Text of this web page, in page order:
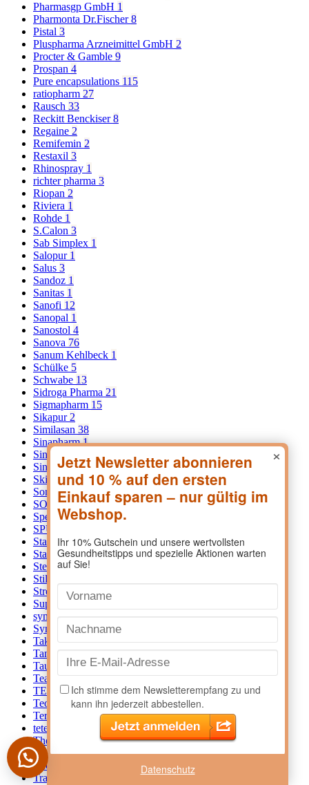
Pharmasgp GmbH 1
Pharmonta Dr.Fischer8
Pistal 3
Pluspharma Arzneimittel GmbH 2
Procter & Gamble 9
Prospan 4
Pure encapsulations 115
ratiopharm 27
Rausch 33
Reckitt Benckiser8
Regaine 2
Remifemin 2
Restaxil 3
Rhinospray 1
richter pharma 3
Riopan 2
Riviera 1
Rohde 1
S.Calon 3
Sab Simplex 1
Salopur 1
Salus 3
Sandoz 1
Sanitas 1
Sanofi 12
Sanopal 1
Sanostol 4
Sanova 76
Sanum Kehlbeck 1
Schülke 5
Schwabe 13
Sidroga Pharma 21
Sigmapharm 15
Sikapur2
Similasan 38
Sinapharm1
Sinomarin
Sinupret5
SkinCeuticals 6
Sonnentor6
SORBION AUSTRIA1
SpermidineLife1
SPUR-A-MIN HANDELSGMBH
Stada40
Staudt2
Sterillium1
Stilaxx
Strepsils3
Supradyn13
syneo1
Synformulas GmbH
Takeda5
Tantum Verde5
Taumea1
Tears Again2
TENA4
Teofarma S.R.L. 1
Terra Nova
tetesept
Thea Pharma GmbH2
ThermaCare6
Thomapyrin
Traumaplant
×
Datenschutz